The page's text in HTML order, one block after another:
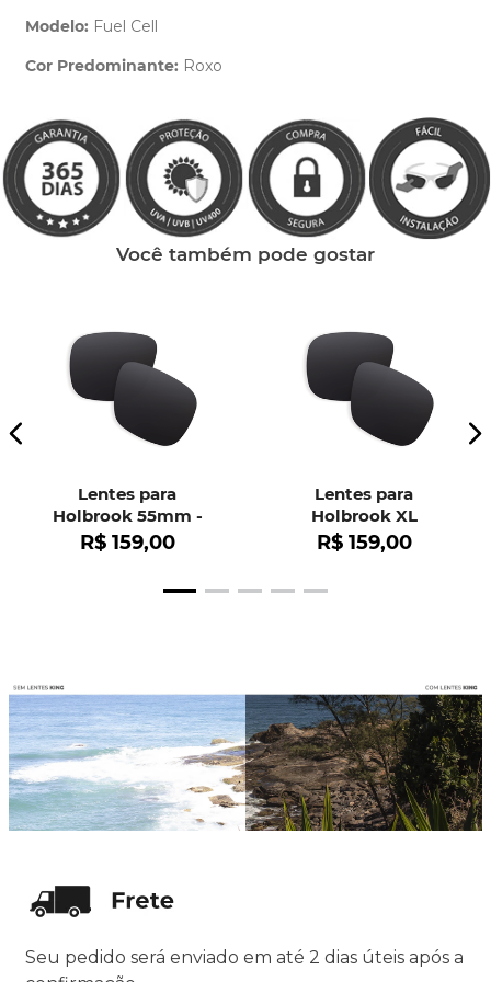
Modelo: Fuel Cell
Cor Predominante: Roxo
Você também pode gostar
Lentes para
Holbrook 55mm -
OO9102
R$ 159,00
Lentes para
Holbrook XL
R$ 159,00
Seu pedido será enviado em até 2 dias úteis após a